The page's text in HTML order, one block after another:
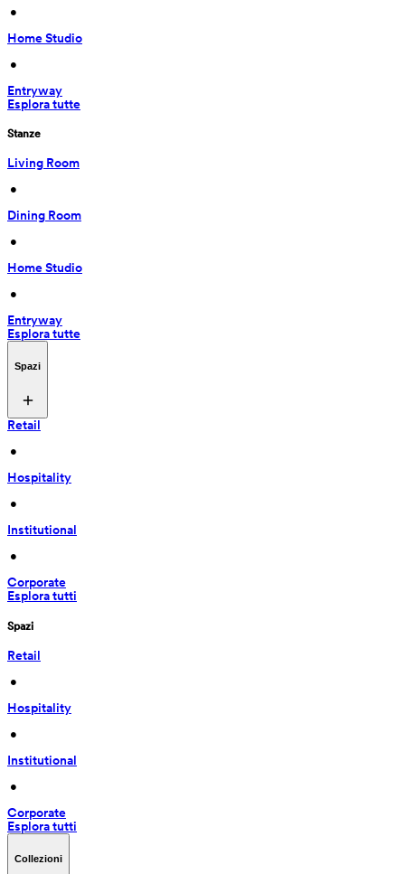
•
Home Studio
•
Entryway
Esplora tutte
Stanze
Living Room
•
Dining Room
•
Home Studio
•
Entryway
Esplora tutte
Spazi
Retail
•
Hospitality
•
Institutional
•
Corporate
Esplora tutti
Spazi
Retail
•
Hospitality
•
Institutional
•
Corporate
Esplora tutti
Collezioni